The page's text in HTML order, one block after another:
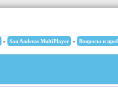
» San Andreas MultiPlayer » Вопросы и